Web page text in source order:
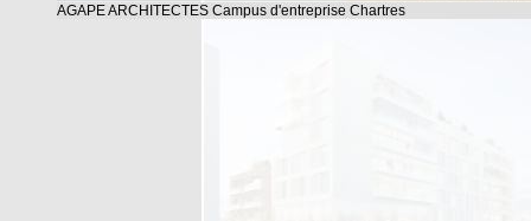
AGAPE ARCHITECTES Campus d'entreprise Chartres